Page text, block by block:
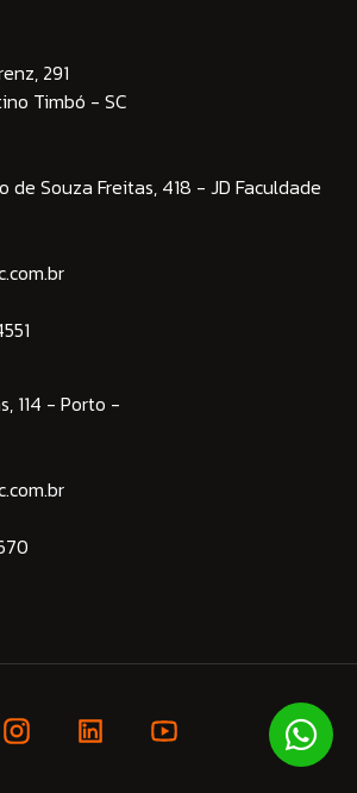
291
Timbó - SC
de Souza Freitas, 418 - JD Faculdade
114 - Porto -